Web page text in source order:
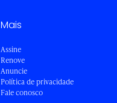
Mais
Assine
Renove
Anuncie
Política de privacidade
Fale conosco